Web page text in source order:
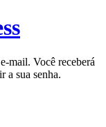
mail. Você receberá
a sua senha.